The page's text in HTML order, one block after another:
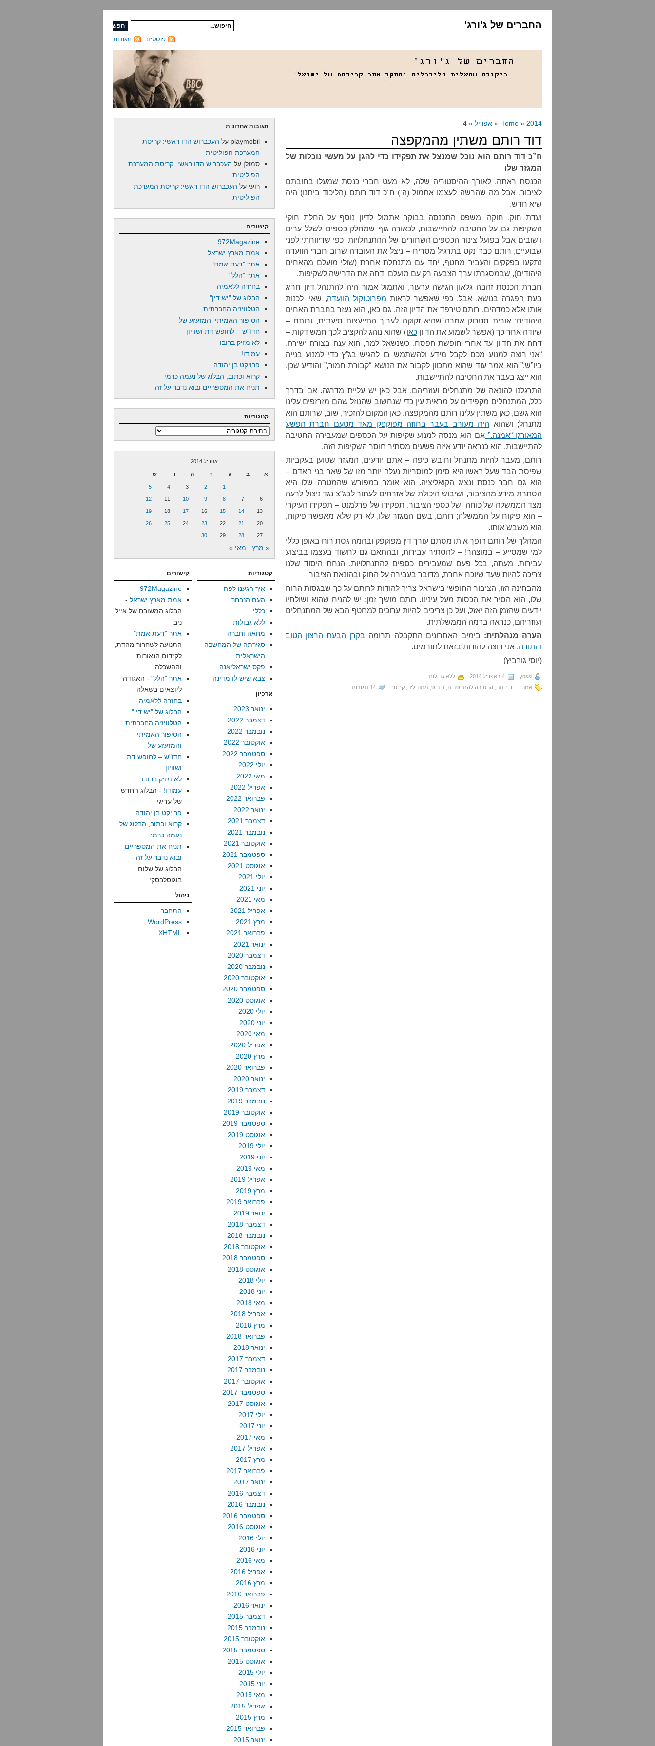
החברים של ג'ורג'
תגובות פוסטים
Home » 2014
» אפריל » 4
דוד רותם משתין מהמקפצה
ח”כ דוד רותם הוא נוכל שמנצל את תפקידו כדי להגן על מעשי נוכלות של
המגזר שלו
הכנסת ראתה, לאורך ההיסטוריה שלה, לא מעט חברי כנסת שמעלו בחובתם
לציבור, אבל מה שהרשה לעצמו אתמול (ה’) ח”כ דוד רותם (הליכוד ביתנו) היה
שיא חדש.
ועדת חוק, חוקה ומשפט התכנסה בבוקר אתמול לדיון נוסף על החלת חוקי
השקיפות גם על החטיבה להתיישבות, לכאורה גוף שמחלק כספים לשלל ערים
וישובים אבל בפועל צינור הכספים השחורים של ההתנחלויות. כפי שדיווחתי לפני
שבועיים, רותם כבר נקט בתרגיל מסריח – ניצל את העובדה שרוב חברי הוועדה
נתקעו בפקקים והעביר מחטף, יחד עם מתנחלת אחרת (שולי מועלם מהאחים
היהודים), שבמסגרתו ערך הצבעה רק עם מועלם ודחה את הדרישה לשקיפות.
חברת הכנסת זהבה גלאון הגישה ערעור, ואתמול אמור היה להתנהל דיון חריג
בעת הפגרה בנושא. אבל, כפי שאפשר לראות מפרוטוקול הוועדה, שאין לכנות
אותו אלא כמדהים, רותם טירפד את הדיון הזה. גם כאן, הוא נעזר בחברת האחים
היהודים: אורית סטרוק אמרה שהיא זקוקה לערוך התייעצות סיעתית, ורותם –
שיודה אחר כך (אפשר לשמוע את הדיוןכאן) שהוא נוהג להקציב לכך חמש דקות –
דחה את הדיון עד אחרי חופשת הפסח. כשנשאל למה, הוא ענה בצורה ישירה:
“אני רוצה למנוע מכם לקבל מידע ולהשתמש בו להגיש בג”ץ כדי למנוע בנייה
ביו”ש.” הוא אמר עוד שהוא מתכוון לקבור את הנושא “קבורת חמור,” והודיע שכן,
הוא ייצג בעבר את החטיבה להתיישבות.
התרגלנו להונאה של מתנחלים ועוזריהם, אבל כאן יש עליית מדרגה. אם בדרך
כלל, המתנחלים מקפידים על מראית עין כדי שנחשוב שהנוזל שהם מזרזפים עלינו
הוא גשם, כאן משתין עלינו רותם מהמקפצה. כאן המקום להזכיר, שוב, שרותם הוא
מתנחל; ושהוא היה מעורב בעבר בחוזה מפוקפק מאד מטעם חברת הפשע
המאורגן “אמנה.” אם הוא מנסה למנוע שקיפות על הכספים שמעבירה החטיבה
להתיישבות, הוא כנראה יודע איזה פשעים מסתיר חוסר השקיפות הזה.
רותם, מעבר להיות מתנחל וחובש כיפה – אתם יודעים, המגזר שטוען בעקביות
שפיסת הבד שעל ראשו היא סימן למוסריות נעלה יותר מזו של שאר בני האדם –
הוא גם חבר כנסת ונציג הקואליציה. הוא אומר במפורש שהמטרה שלו היא
הסתרת מידע מהציבור, ושיבוש היכולת של אזרחים לעתור לבג”צ נגד ניצול לרעה
מצד הממשלה של כוחה ושל כספי הציבור. תפקידו של פרלמנט – תפקידו העיקרי
– הוא פיקוח על הממשלה; רותם, בשם המגזר שלו, לא רק שלא מאפשר פיקוח,
הוא משבש אותו.
המהלך של רותם הופך אותו מסתם עורך דין מפוקפק ובהמה גסת רוח באופן כללי
למי שמסייע – במוצהר! – להסתיר עבירות, ובהתאם גם לחשוד בעצמו בביצוע
עבירות. מעתה, בכל פעם שמעבירים כספים להתנחלויות, הנחת היסוד שלנו
צריכה להיות שעד שיוכח אחרת, מדובר בעבירה על החוק ובהונאת הציבור.
מהבחינה הזו, הציבור החופשי בישראל צריך להודות לרותם על כך שבגסות הרוח
שלו, הוא הסיר את הכסות מעל עינינו. רותם מושך זמן; יש להניח שהוא ושולחיו
יודעים שהזמן הזה יאזל, ועל כן צריכים להיות ערוכים למחטף הבא של המתנחלים
ועוזריהם, כנראה ברמה הממשלתית.
הערה מנהלתית: בימים האחרונים התקבלה תרומה בקרן הבעת הרצון הטוב
והתודה. אני רוצה להודות בזאת לתורמים.
(יוסי גורביץ)
yossi 4 באפריל 2014
ללא גבולות
אמנה דוד רותם החטיבה להתיישבות כיבוש מתנחלים קריסה 14 תגובות
תגובות אחרונות
playmobil על העכברוש הדו ראשי: קריסת
המערכת הפוליטית
סמולן על העכברוש הדו ראשי: קריסת המערכת
הפוליטית
רועי על העכברוש הדו ראשי: קריסת המערכת
הפוליטית
קישורים
972Magazine
אמת מארץ ישראל
אתר "דעת אמת"
אתר "הלל"
בחזרה ללאמיה
הבלוג של "יש דין"
הטלוויזיה החברתית
הסיפור האמיתי והמזעזע של
חדו"ש – לחופש דת ושוויון
לא מזיק ברובו
עמודו!
פרויקט בן יהודה
קרוא וכתוב, הבלוג של נעמה כרמי
תניח את המספריים ובוא נדבר על זה
קטגוריות
קטגוריות
אפריל 2014
א ב ג ד ה ו ש
1
2
3
4
5
6
7
8
9
10
11
12
13
14
15
16
17
18
19
20
21
22
23
24
25
26
27
28
29
30
« מרץ מאי »
קטגוריות
איך הגענו לפה
העם הנבחר
כללי
ללא גבולות
מחאה וחברה
סגירתה של המחשבה
הישראלית
פקס ישראליאנה
צבא שיש לו מדינה
ארכיון
ינואר 2023
דצמבר 2022
נובמבר 2022
אוקטובר 2022
ספטמבר 2022
יולי 2022
מאי 2022
אפריל 2022
פברואר 2022
ינואר 2022
דצמבר 2021
נובמבר 2021
אוקטובר 2021
ספטמבר 2021
אוגוסט 2021
יולי 2021
יוני 2021
מאי 2021
אפריל 2021
מרץ 2021
פברואר 2021
ינואר 2021
דצמבר 2020
נובמבר 2020
אוקטובר 2020
ספטמבר 2020
אוגוסט 2020
יולי 2020
יוני 2020
מאי 2020
אפריל 2020
מרץ 2020
פברואר 2020
ינואר 2020
דצמבר 2019
נובמבר 2019
אוקטובר 2019
ספטמבר 2019
אוגוסט 2019
יולי 2019
יוני 2019
מאי 2019
אפריל 2019
מרץ 2019
פברואר 2019
ינואר 2019
דצמבר 2018
נובמבר 2018
אוקטובר 2018
ספטמבר 2018
אוגוסט 2018
יולי 2018
יוני 2018
מאי 2018
אפריל 2018
מרץ 2018
פברואר 2018
ינואר 2018
דצמבר 2017
נובמבר 2017
אוקטובר 2017
ספטמבר 2017
אוגוסט 2017
יולי 2017
יוני 2017
מאי 2017
אפריל 2017
מרץ 2017
פברואר 2017
ינואר 2017
דצמבר 2016
נובמבר 2016
ספטמבר 2016
אוגוסט 2016
יולי 2016
יוני 2016
מאי 2016
אפריל 2016
מרץ 2016
פברואר 2016
ינואר 2016
דצמבר 2015
נובמבר 2015
אוקטובר 2015
ספטמבר 2015
אוגוסט 2015
יולי 2015
יוני 2015
מאי 2015
אפריל 2015
מרץ 2015
פברואר 2015
ינואר 2015
קישורים
972Magazine
אמת מארץ ישראל -
הבלוג המשובח של אייל
ניב
אתר "דעת אמת" -
התנועה לשחרור מהדת,
לקידום הנאורות
וההשכלה
אתר "הלל" - האגודה
ליוצאים בשאלה
בחזרה ללאמיה
הבלוג של "יש דין"
הטלוויזיה החברתית
הסיפור האמיתי
והמזעזע של
חדו"ש – לחופש דת
ושוויון
לא מזיק ברובו
עמודו! - הבלוג החדש
של עדיגי
פרויקט בן יהודה
קרוא וכתוב, הבלוג של
נעמה כרמי
תניח את המספריים
ובוא נדבר על זה -
הבלוג של שלום
בוגוסלבסקי
ניהול
התחבר
WordPress
XHTML